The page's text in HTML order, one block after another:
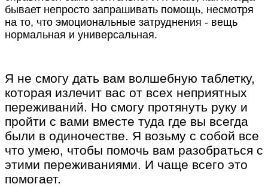
бывает непросто запрашивать помощь, несмотря
на то, что эмоциональные затруднения - вещь
нормальная и универсальная.
Я не смогу дать вам волшебную таблетку,
которая излечит вас от всех неприятных
переживаний. Но смогу протянуть руку и
пройти с вами вместе туда где вы всегда
были в одиночестве. Я возьму с собой все
что умею, чтобы помочь вам разобраться с
этими переживаниями. И чаще всего это
помогает.